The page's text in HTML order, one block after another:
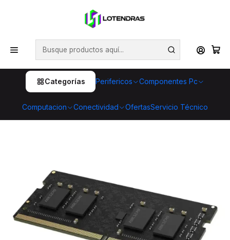
Categorías Perifericos Componentes Pc
Computacion Conectividad OfertasServicio Técnico
💥 ¡Compra HOY y retira GRATIS en tienda! 🏪🚀 Además,
aprovecha cientos de productos con Despacho Gratis 🛒📦
¡No dejes pasar esta oportunidad! 🔥
Inicio Componentes Pc
Memorias
Memoria Ram Notebook
HSC408S26Z1 8G HIKSEMI